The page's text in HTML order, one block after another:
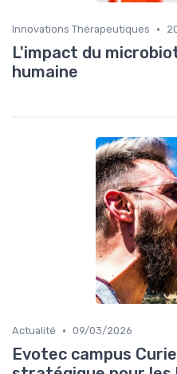
Innovations Thérapeutiques •
L'impact du
humaine
Actualité • 09/03/2026
Evotec campus